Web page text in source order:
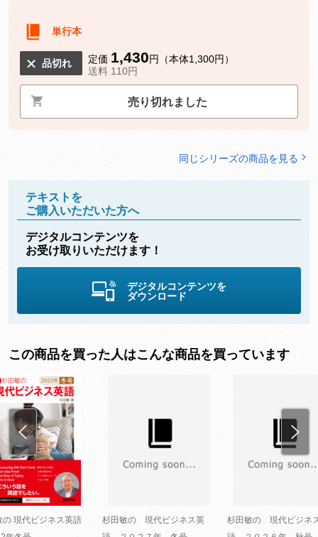
単行本
品切れ 定価 1,430円（本体1,300円）
送料 110円
売り切れました
同じシリーズの商品を見る
テキストを
ご購入いただいた方へ
デジタルコンテンツを
お受け取りいただけます！
デジタルコンテンツを
ダウンロード
この商品を買った人はこんな商品を買っています
の 現代ビジネス英語
杉田敏の 現代ビジネス英
杉田敏の 現代ビジネ